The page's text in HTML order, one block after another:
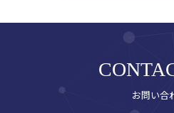
お問い合